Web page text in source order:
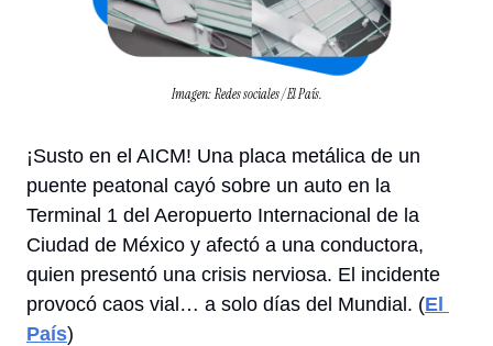
Imagen: Redes sociales / El País.
¡Susto en el AICM! Una placa metálica de un
puente peatonal cayó sobre un auto en la
Terminal 1 del Aeropuerto Internacional de la
Ciudad de México y afectó a una conductora,
quien presentó una crisis nerviosa. El incidente
provocó caos vial… a solo días del Mundial. (El
País)